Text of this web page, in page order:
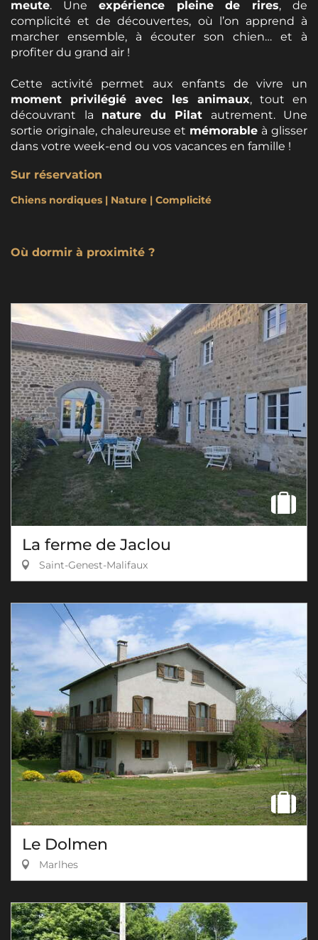
meute. Une expérience pleine de rires, de
complicité et de découvertes, où l’on apprend à
marcher ensemble, à écouter son chien… et à
profiter du grand air !
Cette activité permet aux enfants de vivre un
moment privilégié avec les animaux, tout en
découvrant la nature du Pilat autrement. Une
sortie originale, chaleureuse et mémorable à glisser
dans votre week-end ou vos vacances en famille !
Sur réservation
Chiens nordiques | Nature | Complicité
Où dormir à proximité ?
La ferme de Jaclou
Saint-Genest-Malifaux
Le Dolmen
Marlhes